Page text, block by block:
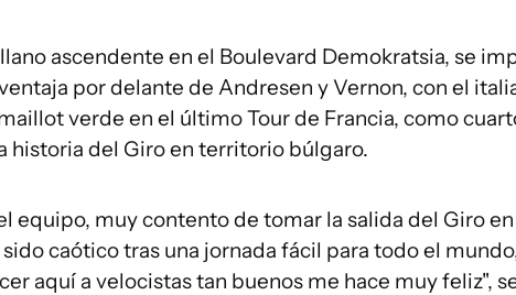
ascendente en el Boulevard Demokratsia, se
por delante de Andresen y Vernon, con el
verde en el último Tour de Francia, como
historia del Giro en territorio búlgaro.
equipo, muy contento de tomar la salida del Giro
caótico tras una jornada fácil para todo el
aquí a velocistas tan buenos me hace muy feliz",